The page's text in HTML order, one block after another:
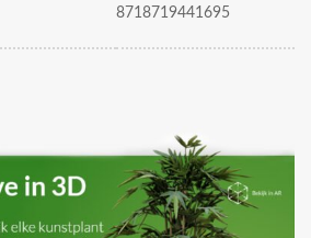
8718719441695